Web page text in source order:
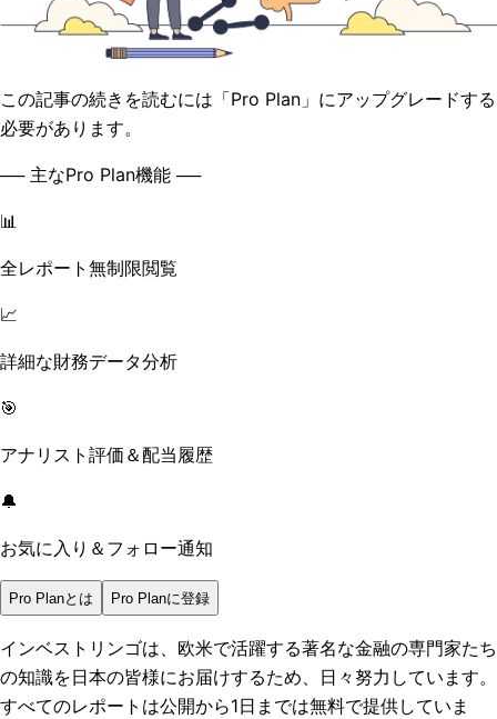
この記事の続きを読むには「Pro Plan」にアップグレードする
必要があります。
── 主なPro Plan機能 ──
📊
全レポート無制限閲覧
📈
詳細な財務データ分析
🎯
アナリスト評価＆配当履歴
🔔
お気に入り＆フォロー通知
Pro Planとは Pro Planに登録
インベストリンゴは、欧米で活躍する著名な金融の専門家たち
の知識を日本の皆様にお届けするため、日々努力しています。
すべてのレポートは公開から1日までは無料で提供していま